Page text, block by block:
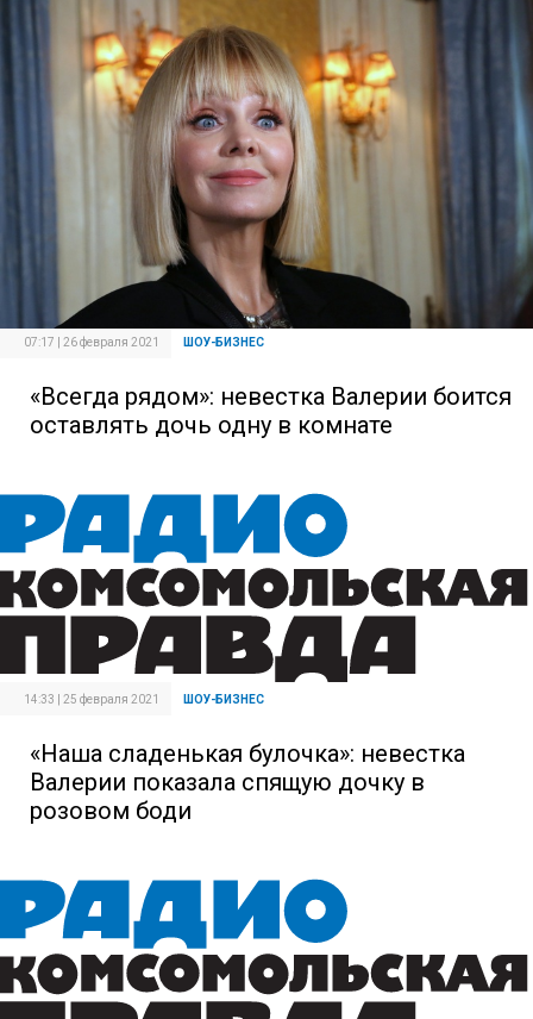
07:17 | 26 февраля 2021 ШОУ-БИЗНЕС
«Всегда рядом»: невестка Валерии боится
оставлять дочь одну в комнате
14:33 | 25 февраля 2021 ШОУ-БИЗНЕС
«Наша сладенькая булочка»: невестка
Валерии показала спящую дочку в
розовом боди